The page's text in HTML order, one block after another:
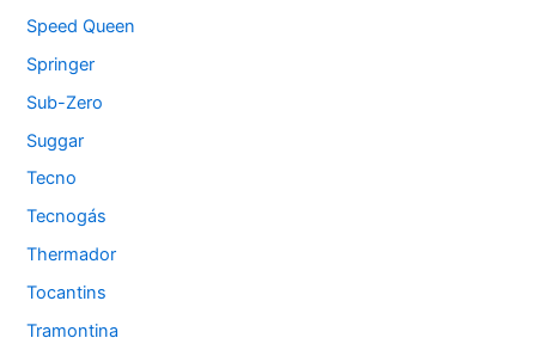
Speed Queen
Springer
Sub-Zero
Suggar
Tecno
Tecnogás
Thermador
Tocantins
Tramontina